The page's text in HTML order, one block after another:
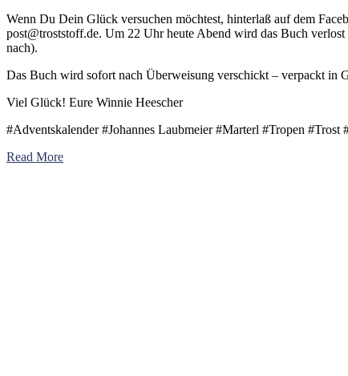
Wenn Du Dein Glück versuchen möchtest, hinterlaß auf dem
post@troststoff.de. Um 22 Uhr heute Abend wird das Buch
nach).
Das Buch wird sofort nach Überweisung verschickt – verpackt in
Viel Glück! Eure Winnie Heescher
#Adventskalender #Johannes Laubmeier #Marterl #Tropen
Read More